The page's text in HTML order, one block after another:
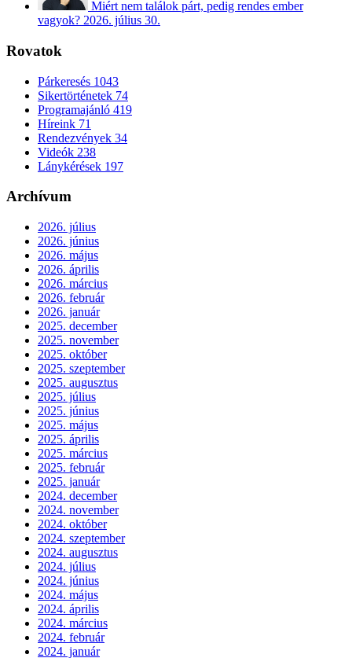
Miért nem találok párt, pedig rendes ember
vagyok? 2026. július 30.
Rovatok
Párkeresés 1043
Sikertörténetek 74
Programajánló 419
Híreink 71
Rendezvények 34
Videók 238
Lánykérések 197
Archívum
2026. július
2026. június
2026. május
2026. április
2026. március
2026. február
2026. január
2025. december
2025. november
2025. október
2025. szeptember
2025. augusztus
2025. július
2025. június
2025. május
2025. április
2025. március
2025. február
2025. január
2024. december
2024. november
2024. október
2024. szeptember
2024. augusztus
2024. július
2024. június
2024. május
2024. április
2024. március
2024. február
2024. január